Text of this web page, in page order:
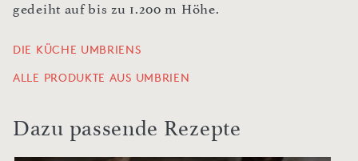
gedeiht auf bis zu 1.200 m Höhe.
DIE KÜCHE UMBRIENS
ALLE PRODUKTE AUS UMBRIEN
Dazu passende Rezepte